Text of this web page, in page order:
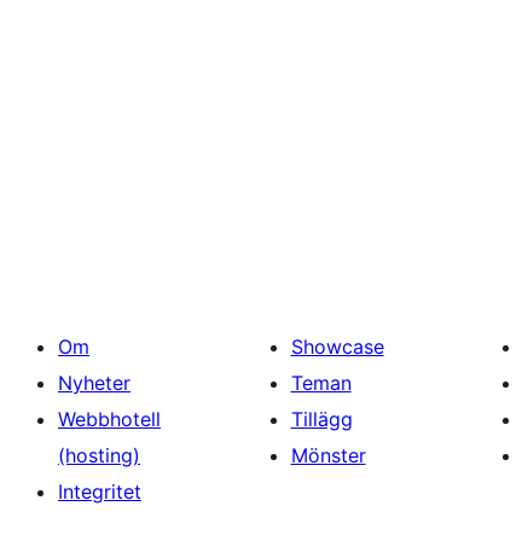
Om
Nyheter
Webbhotell
(hosting)
Integritet
Showcase
Teman
Tillägg
Mönster